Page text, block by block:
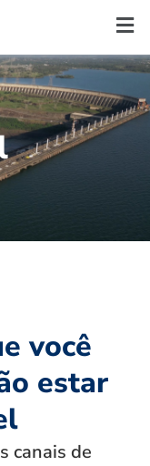
você
estar
canais de